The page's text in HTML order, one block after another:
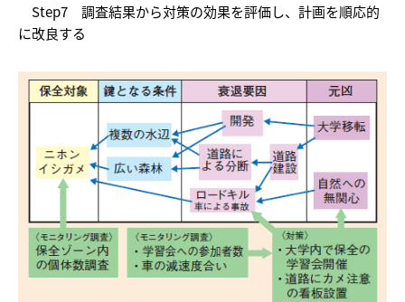
Step7 調査結果から対策の効果を評価し、計画を順応的
に改良する